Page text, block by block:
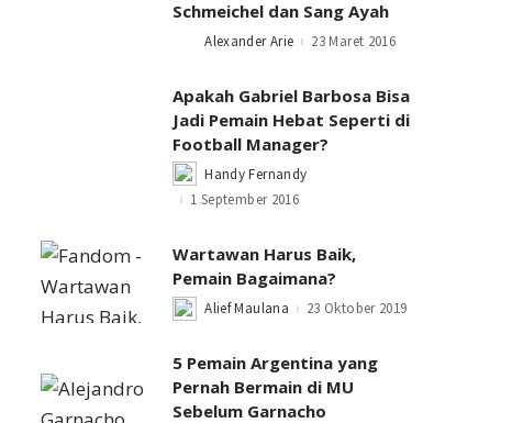
Schmeichel dan Sang Ayah
PostedAlexander Arie 23 Maret 2016
Apakah Gabriel Barbosa Bisa
Jadi Pemain Hebat Seperti di
Football Manager?
Posted
by
Handy Fernandy
1 September 2016
Wartawan Harus Baik,
Pemain Bagaimana?
PostedAlief Maulana 23 Oktober 2019
5 Pemain Argentina yang
Pernah Bermain di MU
Sebelum Garnacho